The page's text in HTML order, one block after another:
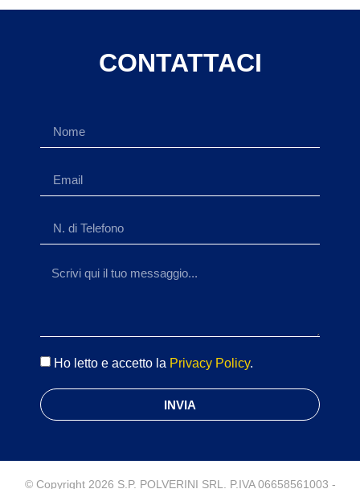
CONTATTACI
Ho letto e accetto la Privacy Policy.
INVIA
© Copyright 2026 S.P. POLVERINI SRL. P.IVA 06658561003 -